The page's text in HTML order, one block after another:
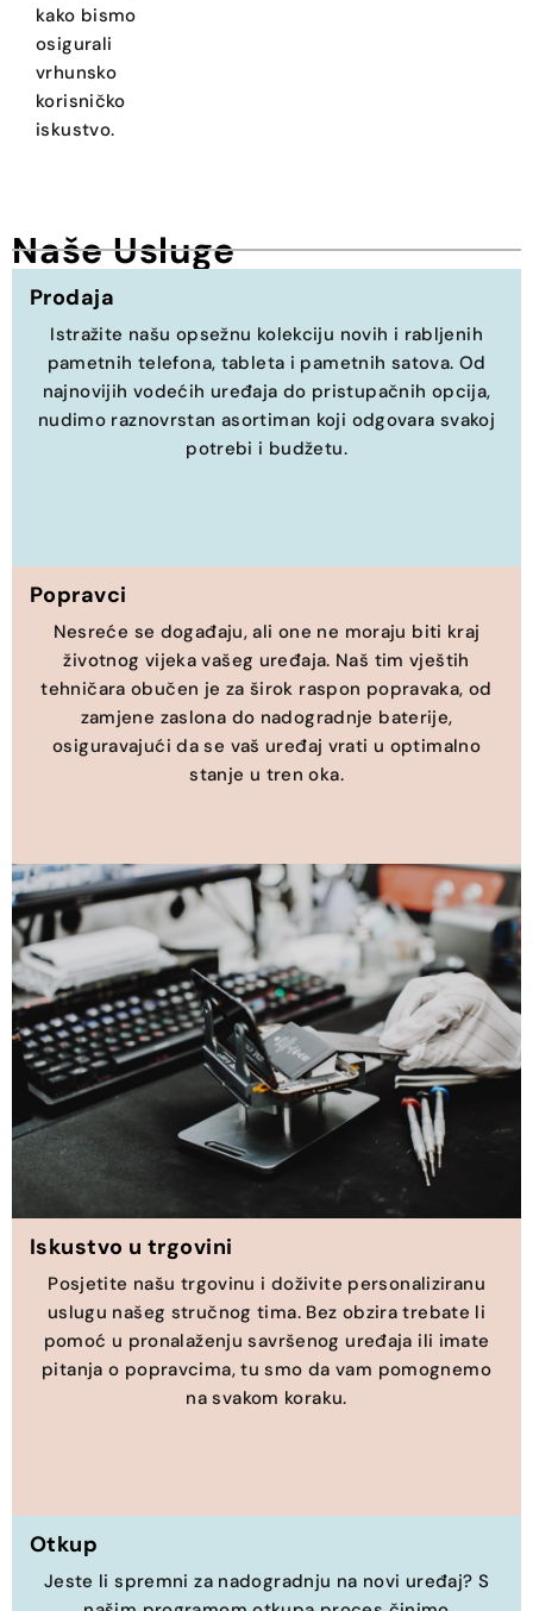
kako bismo
osigurali
vrhunsko
korisničko
iskustvo.
Naše Usluge
Prodaja
Istražite našu opsežnu kolekciju novih i rabljenih
pametnih telefona, tableta i pametnih satova. Od
najnovijih vodećih uređaja do pristupačnih opcija,
nudimo raznovrstan asortiman koji odgovara svakoj
potrebi i budžetu.
Popravci
Nesreće se događaju, ali one ne moraju biti kraj
životnog vijeka vašeg uređaja. Naš tim vještih
tehničara obučen je za širok raspon popravaka, od
zamjene zaslona do nadogradnje baterije,
osiguravajući da se vaš uređaj vrati u optimalno
stanje u tren oka.
Otkup
Jeste li spremni za nadogradnju na novi uređaj? S
Iskustvo u trgovini
Posjetite našu trgovinu i doživite personaliziranu
uslugu našeg stručnog tima. Bez obzira trebate li
pomoć u pronalaženju savršenog uređaja ili imate
pitanja o popravcima, tu smo da vam pomognemo
na svakom koraku.